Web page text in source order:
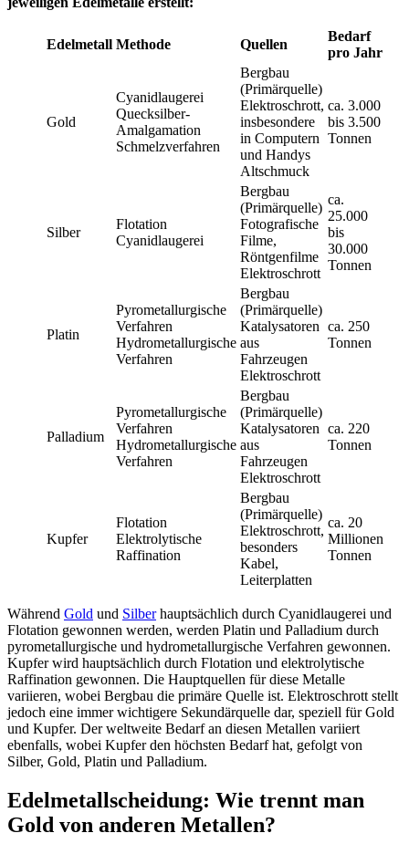
Edelmetall Methode Quellen
Bedarf
pro Jahr
Gold
Cyanidlaugerei
Quecksilber-
Amalgamation
Schmelzverfahren
Bergbau
(Primärquelle)
Elektroschrott,
insbesondere
in Computern
und Handys
Altschmuck
ca. 3.000
bis 3.500
Tonnen
Silber
Flotation
Cyanidlaugerei
Bergbau
(Primärquelle)
Fotografische
Filme,
Röntgenfilme
Elektroschrott
ca.
25.000
bis
30.000
Tonnen
Platin
Pyrometallurgische
Verfahren
Hydrometallurgische
Verfahren
Bergbau
(Primärquelle)
Katalysatoren
aus
Fahrzeugen
Elektroschrott
ca. 250
Tonnen
Palladium
Pyrometallurgische
Verfahren
Hydrometallurgische
Verfahren
Bergbau
(Primärquelle)
Katalysatoren
aus
Fahrzeugen
Elektroschrott
ca. 220
Tonnen
Kupfer
Flotation
Elektrolytische
Raffination
Bergbau
(Primärquelle)
Elektroschrott,
besonders
Kabel,
Leiterplatten
ca. 20
Millionen
Tonnen
Während Gold und Silberhauptsächlich durch Cyanidlaugerei und
Flotation gewonnen werden, werden Platin und Palladium durch
pyrometallurgische und hydrometallurgische Verfahren gewonnen.
Kupfer wird hauptsächlich durch Flotation und elektrolytische
Raffination gewonnen. Die Hauptquellen für diese Metalle
variieren, wobei Bergbau die primäre Quelle ist. Elektroschrott stellt
jedoch eine immer wichtigere Sekundärquelle dar, speziell für Gold
und Kupfer. Der weltweite Bedarf an diesen Metallen variiert
ebenfalls, wobei Kupfer den höchsten Bedarf hat, gefolgt von
Silber, Gold, Platin und Palladium.
Edelmetallscheidung: Wie trennt man
Gold von anderen Metallen?